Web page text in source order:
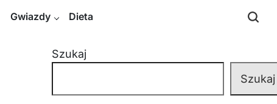
Gwiazdy Dieta
Szukaj
Szukaj